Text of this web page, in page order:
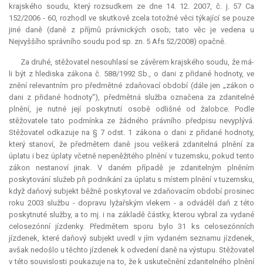
krajského soudu, který rozsudkem ze dne 14. 12. 2007, č. j. 57 Ca
152/2006 - 60, rozhodl ve skutkově zcela totožné věci týkající se pouze
jiné daně (daně z příjmů právnických osob; tato věc je vedena u
Nejvyššího správního soudu pod sp. zn. 5 Afs 52/2008) opačně.
Za druhé, stěžovatel nesouhlasí se závěrem krajského soudu, že má-
li být z hlediska zákona č. 588/1992 Sb., o dani z přidané hodnoty, ve
znění relevantním pro předmětné zdaňovací období (dále jen „zákon o
dani z přidané hodnoty“), předmětná služba označena za zdanitelné
plnění, je nutné její poskytnutí osobě odlišné od žalobce. Podle
stěžovatele tato podmínka ze žádného právního předpisu nevyplývá.
Stěžovatel odkazuje na § 7 odst. 1 zákona o dani z přidané hodnoty,
který stanoví, že předmětem daně jsou veškerá zdanitelná plnění za
úplatu i bez úplaty včetně nepeněžitého plnění v tuzemsku, pokud tento
zákon nestanoví jinak. V daném případě je zdanitelným plněním
poskytování služeb při podnikání za úplatu s místem plnění v tuzemsku,
když daňový subjekt běžně poskytoval ve zdaňovacím období prosinec
roku 2003 službu - dopravu lyžařským vlekem - a odváděl daň z této
poskytnuté služby, a to mj. i na základě částky, kterou vybral za vydané
celosezónní jízdenky. Předmětem sporu bylo 31 ks celosezónních
jízdenek, které daňový subjekt uvedl v jím vydaném seznamu jízdenek,
avšak nedošlo u těchto jízdenek k odvedení daně na výstupu. Stěžovatel
v této souvislosti poukazuje na to, že k uskutečnění zdanitelného plnění